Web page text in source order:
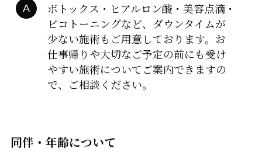
ボトックス・ヒアルロン酸・美容点滴・
ピコトーニングなど、ダウンタイムが
少ない施術もご用意しております。お
仕事帰りや大切なご予定の前にも受け
やすい施術についてご案内できますの
で、ご相談ください。
同伴・年齢について